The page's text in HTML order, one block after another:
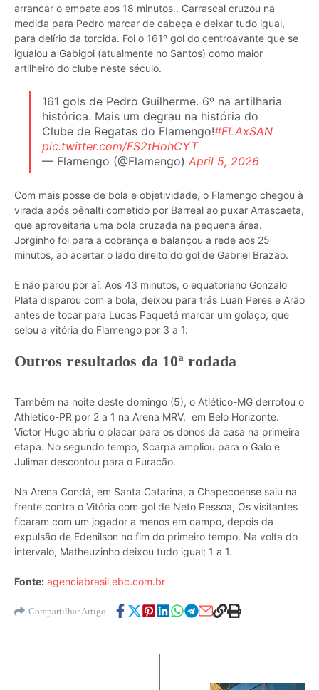
arrancar o empate aos 18 minutos.. Carrascal cruzou na
medida para Pedro marcar de cabeça e deixar tudo igual,
para delírio da torcida. Foi o 161º gol do centroavante que se
igualou a Gabigol (atualmente no Santos) como maior
artilheiro do clube neste século.
161 gols de Pedro Guilherme. 6º na artilharia
histórica. Mais um degrau na história do
Clube de Regatas do Flamengo!#FLAxSAN
pic.twitter.com/FS2tHohCYT
— Flamengo (@Flamengo) April 5, 2026
Com mais posse de bola e objetividade, o Flamengo chegou à
virada após pênalti cometido por Barreal ao puxar Arrascaeta,
que aproveitaria uma bola cruzada na pequena área.
Jorginho foi para a cobrança e balançou a rede aos 25
minutos, ao acertar o lado direito do gol de Gabriel Brazão.
E não parou por aí. Aos 43 minutos, o equatoriano Gonzalo
Plata disparou com a bola, deixou para trás Luan Peres e Arão
antes de tocar para Lucas Paquetá marcar um golaço, que
selou a vitória do Flamengo por 3 a 1.
Outros resultados da 10ª rodada
Também na noite deste domingo (5), o Atlético-MG derrotou o
Athletico-PR por 2 a 1 na Arena MRV, em Belo Horizonte.
Victor Hugo abriu o placar para os donos da casa na primeira
etapa. No segundo tempo, Scarpa ampliou para o Galo e
Julimar descontou para o Furacão.
Na Arena Condá, em Santa Catarina, a Chapecoense saiu na
frente contra o Vitória com gol de Neto Pessoa, Os visitantes
ficaram com um jogador a menos em campo, depois da
expulsão de Edenilson no fim do primeiro tempo. Na volta do
intervalo, Matheuzinho deixou tudo igual; 1 a 1.
Fonte: agenciabrasil.ebc.com.br
Compartilhar Artigo